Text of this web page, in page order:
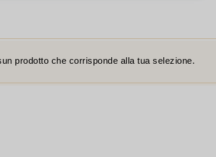
prodotto che corrisponde alla tua selezione.